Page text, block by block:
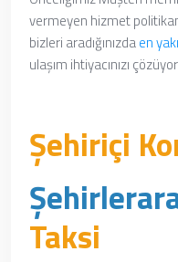
vermeyen hizmet
bizleri aradığınızdaen
ulaşım ihtiyacınızı
Şehiriçi
Taksi